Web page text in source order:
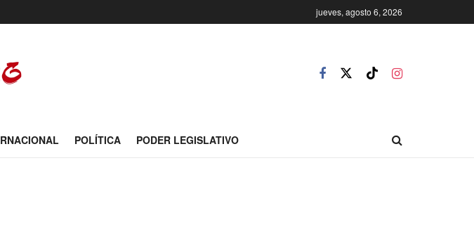
jueves, agosto 6, 2026
POLÍTICA PODER LEGISLATIVO